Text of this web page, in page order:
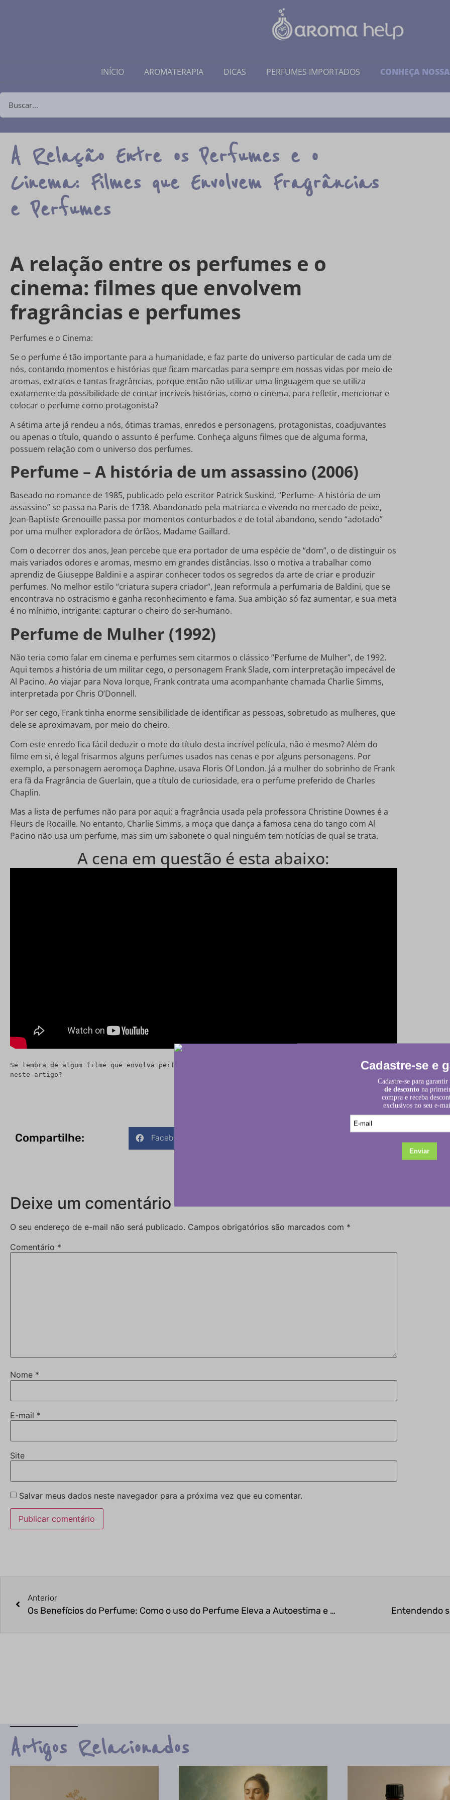
INÍCIO AROMATERAPIA DICAS PERFUMES IMPORTADOS CONHEÇA
A Relação Entre os Perfumes e o
Cinema: Filmes que Envolvem Fragrâncias
e Perfumes
A relação entre os perfumes e o
cinema: filmes que envolvem
fragrâncias e perfumes
Perfumes e o Cinema:
Se o perfume é tão importante para a humanidade, e faz parte do universo particular de cada um de
nós, contando momentos e histórias que ficam marcadas para sempre em nossas vidas por meio de
aromas, extratos e tantas fragrâncias, porque então não utilizar uma linguagem que se utiliza
exatamente da possibilidade de contar incríveis histórias, como o cinema, para refletir, mencionar e
colocar o perfume como protagonista?
A sétima arte já rendeu a nós, ótimas tramas, enredos e personagens, protagonistas, coadjuvantes
ou apenas o título, quando o assunto é perfume. Conheça alguns filmes que de alguma forma,
possuem relação com o universo dos perfumes.
Perfume – A história de um assassino (2006)
Baseado no romance de 1985, publicado pelo escritor Patrick Suskind, “Perfume- A história de um
assassino” se passa na Paris de 1738. Abandonado pela matriarca e vivendo no mercado de peixe,
Jean-Baptiste Grenouille passa por momentos conturbados e de total abandono, sendo “adotado”
por uma mulher exploradora de órfãos, Madame Gaillard.
Com o decorrer dos anos, Jean percebe que era portador de uma espécie de “dom”, o de distinguir os
mais variados odores e aromas, mesmo em grandes distâncias. Isso o motiva a trabalhar como
aprendiz de Giuseppe Baldini e a aspirar conhecer todos os segredos da arte de criar e produzir
perfumes. No melhor estilo “criatura supera criador”, Jean reformula a perfumaria de Baldini, que se
encontrava no ostracismo e ganha reconhecimento e fama. Sua ambição só faz aumentar, e sua meta
é no mínimo, intrigante: capturar o cheiro do ser-humano.
Perfume de Mulher (1992)
Não teria como falar em cinema e perfumes sem citarmos o clássico “Perfume de Mulher”, de 1992.
Aqui temos a história de um militar cego, o personagem Frank Slade, com interpretação impecável de
Al Pacino. Ao viajar para Nova Iorque, Frank contrata uma acompanhante chamada Charlie Simms,
interpretada por Chris O’Donnell.
Por ser cego, Frank tinha enorme sensibilidade de identificar as pessoas, sobretudo as mulheres, que
dele se aproximavam, por meio do cheiro.
Com este enredo fica fácil deduzir o mote do título desta incrível película, não é mesmo? Além do
filme em si, é legal frisarmos alguns perfumes usados nas cenas e por alguns personagens. Por
exemplo, a personagem aeromoça Daphne, usava Floris Of London. Já a mulher do sobrinho de Frank
era fã da Fragrância de Guerlain, que a título de curiosidade, era o perfume preferido de Charles
Chaplin.
Mas a lista de perfumes não para por aqui: a fragrância usada pela professora Christine Downes é a
Fleurs de Rocaille. No entanto, Charlie Simms, a moça que dança a famosa cena do tango com Al
Pacino não usa um perfume, mas sim um sabonete o qual ninguém tem notícias de qual se trata.
A cena em questão é esta abaixo:
Se lembra de algum filme que envolva perfumes? Já usou algum perfume ou fragrância das citadas
neste artigo?
Compartilhe: Facebook
Deixe um comentário
O seu endereço de e-mail não será publicado. Campos obrigatórios são marcados com *
Comentário *
Nome *
E-mail *
Site
Salvar meus dados neste navegador para a próxima vez que eu comentar.
Anterior
Os Benefícios do Perfume: Como o uso do Perfume Eleva a Autoestima e Saúde? Entendendo
Artigos Relacionados